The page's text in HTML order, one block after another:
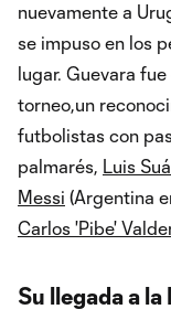
nuevamente a
se impuso en los
lugar. Guevara
torneo,un
futbolistas con
palmarés, Luis
Messi (Argentina
Carlos 'Pibe'
Su llegada a la